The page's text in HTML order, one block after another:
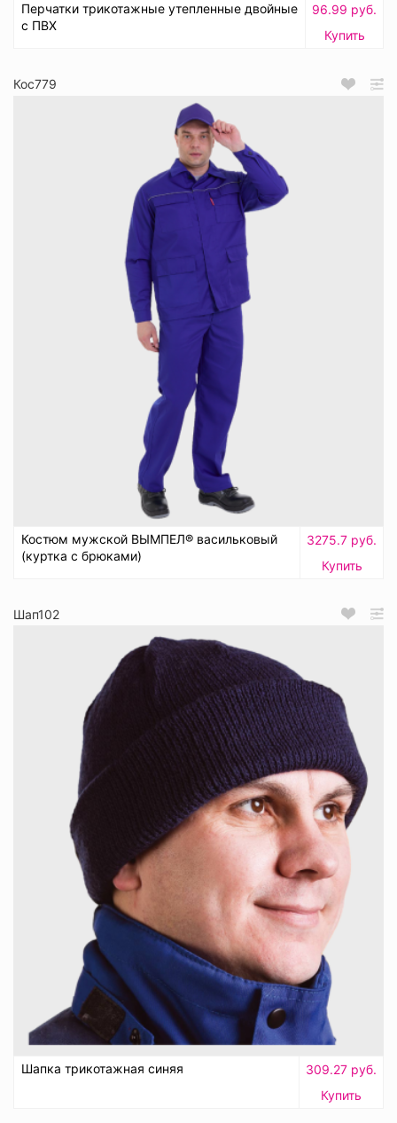
Перчатки трикотажные утепленные двойные
с ПВХ
96.99 руб.
Купить
Кос779
Костюм мужской ВЫМПЕЛ® васильковый
(куртка с брюками)
3275.7 руб.
Купить
Шап102
Шапка трикотажная синяя
309.27 руб.
Купить